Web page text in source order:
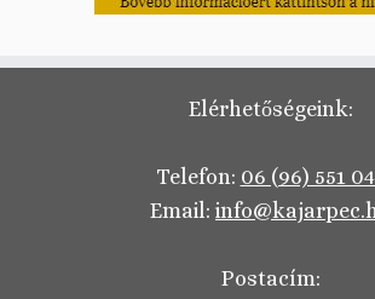
Elérhetőségeink:
Telefon: 06 (96) 551
Email:
Postacím: